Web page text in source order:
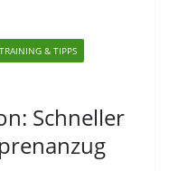
& TIPPS
Schneller